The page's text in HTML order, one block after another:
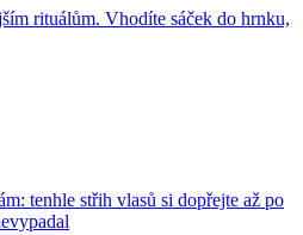
rituálům. Vhodíte sáček do hrnku,
tenhle střih vlasů si dopřejte až po